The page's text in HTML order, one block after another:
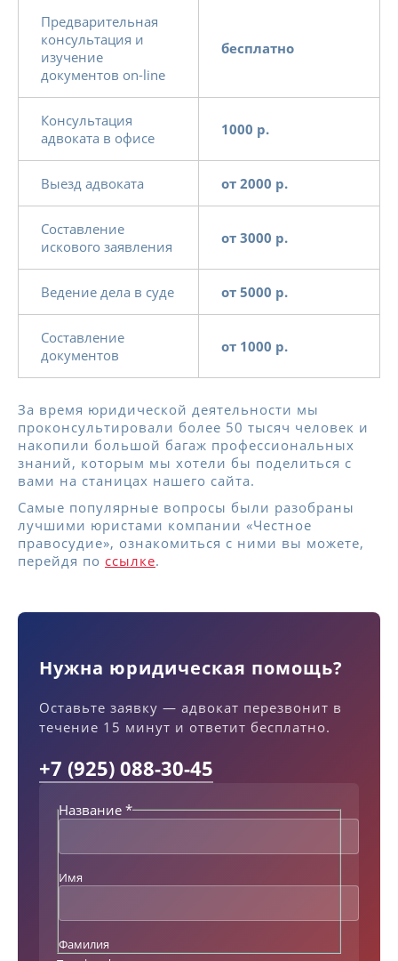
Предварительная
консультация и
изучение
документов on-line
бесплатно
Консультация
адвоката в офисе
1000 р.
Выезд адвоката от 2000 р.
Составление
искового заявления
от 3000 р.
Ведение дела в суде от 5000 р.
Составление
документов
от 1000 р.
За время юридической деятельности мы
проконсультировали более 50 тысяч человек и
накопили большой багаж профессиональных
знаний, которым мы хотели бы поделиться с
вами на станицах нашего сайта.
Самые популярные вопросы были разобраны
лучшими юристами компании «Честное
правосудие», ознакомиться с ними вы можете,
перейдя по ссылке.
Нужна юридическая помощь?
Оставьте заявку — адвокат перезвонит в
течение 15 минут и ответит бесплатно.
+7 (925) 088-30-45
Н
а
и
Т
Название *
Имя
Фамилия